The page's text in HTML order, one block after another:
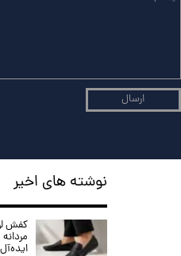
ارسال
نوشته های اخیر
کفش